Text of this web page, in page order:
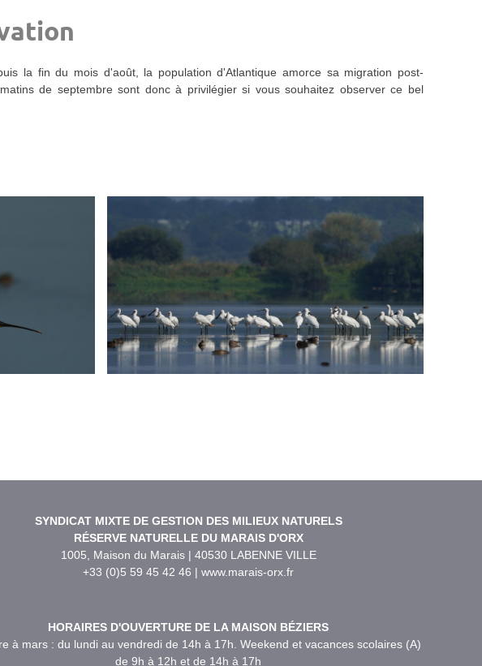
la fin du mois d'août, la population d'Atlantique amorce sa migration post-
de septembre sont donc à privilégier si vous souhaitez observer ce bel
SYNDICAT MIXTE DE GESTION DES MILIEUX NATURELS
RÉSERVE NATURELLE DU MARAIS D'ORX
1005, Maison du Marais | 40530 LABENNE VILLE
+33 (0)5 59 45 42 46 | www.marais-orx.fr
HORAIRES D'OUVERTURE DE LA MAISON BÉZIERS
à mars : du lundi au vendredi de 14h à 17h. Weekend et vacances scolaires (A)
de 9h à 12h et de 14h à 17h